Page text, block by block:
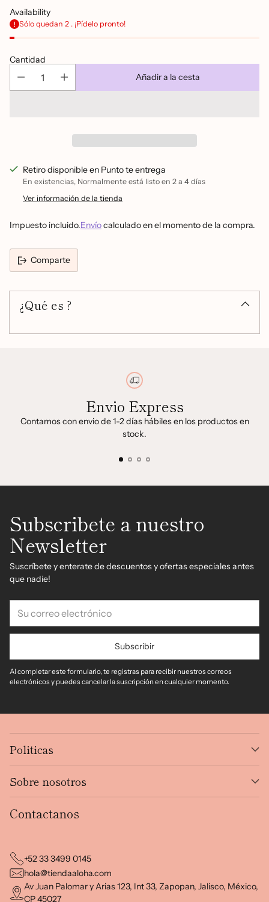
Availability
Sólo quedan 2 . ¡Pídelo pronto!
Cantidad
Añadir a la cesta
Retiro disponible en Punto te entrega
En existencias, Normalmente está listo en 2 a 4 días
Ver información de la tienda
Impuesto incluido.Envíocalculado en el momento de la compra.
Comparte
un
producto
¿Qué es ?
Envio Express
Contamos con envio de 1-2 días hábiles en los productos en
stock.
Subscribete a nuestro
Newsletter
Suscríbete y enterate de descuentos y ofertas especiales antes
que nadie!
correo
Subscribir
Al completar este formulario, te registras para recibir nuestros correos
electrónicos y puedes cancelar la suscripción en cualquier momento.
Politicas
Sobre nosotros
Contactanos
+52 33 3499 0145
hola@tiendaaloha.com
Av Juan Palomar y Arias 123, Int 33, Zapopan, Jalisco, México,
CP 45027